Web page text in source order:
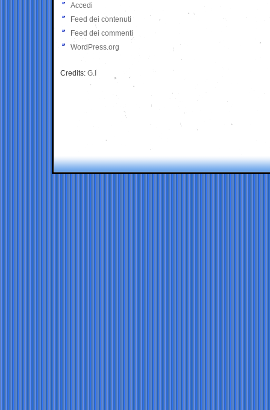
Accedi
Feed dei contenuti
Feed dei commenti
WordPress.org
Credits: G.I